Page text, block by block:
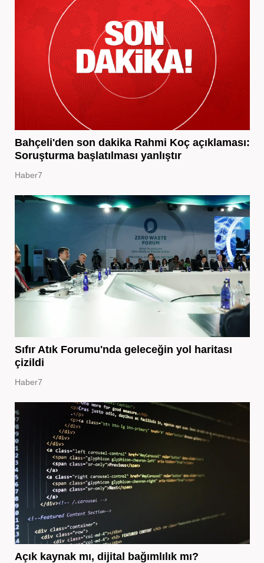
Bahçeli'den son dakika Rahmi Koç açıklaması:
Soruşturma başlatılması yanlıştır
Haber7
Sıfır Atık Forumu'nda geleceğin yol haritası
çizildi
Haber7
Açık kaynak mı, dijital bağımlılık mı?